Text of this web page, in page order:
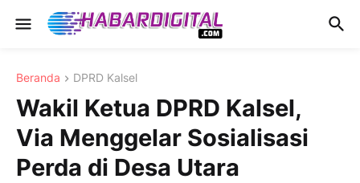
Beranda DPRD Kalsel
Wakil Ketua DPRD Kalsel,
Via Menggelar Sosialisasi
Perda di Desa Utara